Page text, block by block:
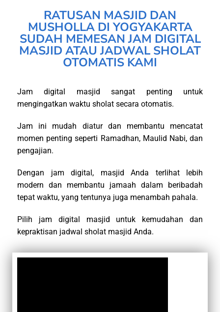
RATUSAN MASJID DAN
MUSHOLLA DI YOGYAKARTA
SUDAH MEMESAN JAM DIGITAL
MASJID ATAU JADWAL SHOLAT
OTOMATIS KAMI
Jam digital masjid sangat penting untuk
mengingatkan waktu sholat secara otomatis.
Jam ini mudah diatur dan membantu mencatat
momen penting seperti Ramadhan, Maulid Nabi, dan
pengajian.
Dengan jam digital, masjid Anda terlihat lebih
modern dan membantu jamaah dalam beribadah
tepat waktu, yang tentunya juga menambah pahala.
Pilih jam digital masjid untuk kemudahan dan
kepraktisan jadwal sholat masjid Anda.